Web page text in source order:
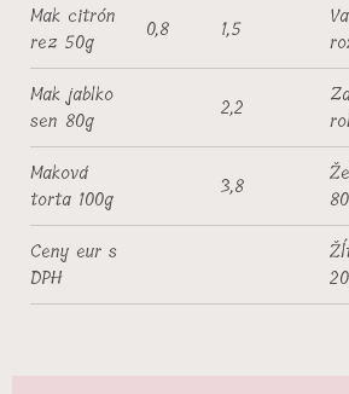
Mak citrón
rez 50g
0,8 1,5
Mak jablko
sen 80g
2,2
Maková
torta 100g
3,8
Ceny eur s
DPH